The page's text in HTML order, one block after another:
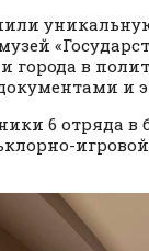
города в
и
6 отряда в